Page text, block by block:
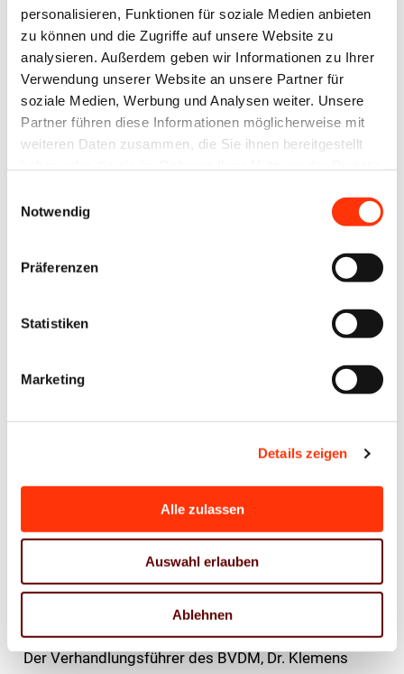
personalisieren, Funktionen für soziale Medien anbieten
zu können und die Zugriffe auf unsere Website zu
analysieren. Außerdem geben wir Informationen zu Ihrer
Verwendung unserer Website an unsere Partner für
soziale Medien, Werbung und Analysen weiter. Unsere
Partner führen diese Informationen möglicherweise mit
weiteren Daten zusammen, die Sie ihnen bereitgestellt
Notwendig
Präferenzen
Statistiken
Marketing
Details zeigen
Alle zulassen
Auswahl erlauben
Ablehnen
Tarifparteien vereinbart, die Anhänge zum MTV,
insbesondere die darin enthaltenen
Maschinenbesetzungsregeln, aufzuheben, da die
modernen Maschinen aufgrund von Automatisierung
eine geringere Personalbesetzung ermöglichen.
Beide Seiten sind sich einig, dass diese Aufhebung
der Besetzungsregeln nicht zu betriebsbedingten
Bedeutung der Ausbildungsberufe der Branche und
etwa an der Druckmaschine, weiterhin vorrangig von
werden sollen. Gleichzeitig ist aber die strenge und
Urlaubsgeld zu einer Zahlung zusammengelegt, die
schrittweise abgesenkt wird. Im Gegenzug
verpflichten sich die Arbeitgeber künftig, die
betriebliche Altersvorsorge durch Weitergabe
ersparter Sozialversicherungsbeiträge zu fördern.
Der Verhandlungsführer des BVDM, Dr. Klemens